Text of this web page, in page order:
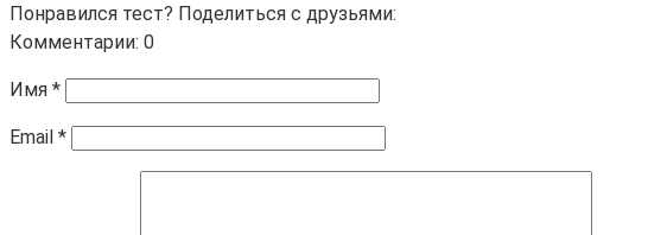
Понравился тест? Поделиться с друзьями:
Комментарии: 0
Имя *
Email *